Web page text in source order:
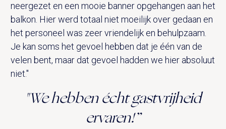
neergezet en een mooie banner opgehangen aan het
balkon. Hier werd totaal niet moeilijk over gedaan en
het personeel was zeer vriendelijk en behulpzaam.
Je kan soms het gevoel hebben dat je één van de
velen bent, maar dat gevoel hadden we hier absoluut
niet."
"We hebben écht gastvrijheid
ervaren!”